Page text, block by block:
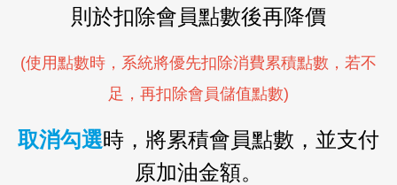
則於扣除會員點數後再降價
(使用點數時，系統將優先扣除消費累積點數，若不
足，再扣除會員儲值點數)
取消勾選時，將累積會員點數，並支付
原加油金額。